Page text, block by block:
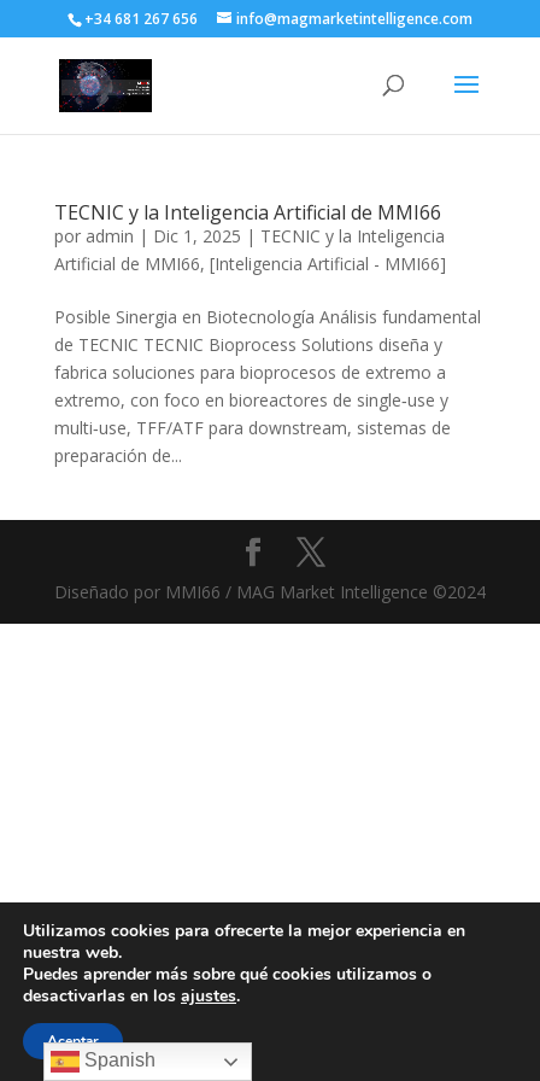
+34 681 267 656 info@magmarketintelligence.com
TECNIC y la Inteligencia Artificial de MMI66
por admin | Dic 1, 2025 | TECNIC y la Inteligencia
Artificial de MMI66, [Inteligencia Artificial - MMI66]
Posible Sinergia en Biotecnología Análisis fundamental
de TECNIC TECNIC Bioprocess Solutions diseña y
fabrica soluciones para bioprocesos de extremo a
extremo, con foco en bioreactores de single‑use y
multi‑use, TFF/ATF para downstream, sistemas de
preparación de...
Diseñado por MMI66 / MAG Market Intelligence ©2024
Spanish
Utilizamos cookies para ofrecerte la mejor experiencia en
nuestra web.
Puedes aprender más sobre qué cookies utilizamos o
desactivarlas en los ajustes.
Aceptar